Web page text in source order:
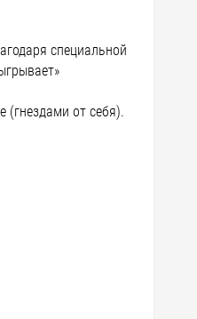
специальной
(гнездами от себя).